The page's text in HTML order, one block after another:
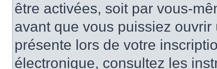
être activées, soit par vous-
avant que vous puissiez
présente lors de votre
électronique, consultez les